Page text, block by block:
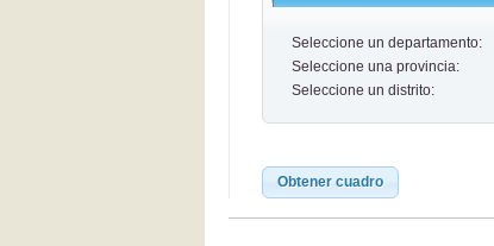
Seleccione un departamento:
Seleccione una provincia:
Seleccione un distrito:
Obtener cuadro